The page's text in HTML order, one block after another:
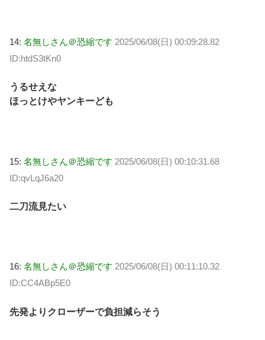
14: 名無しさん＠恐縮です 2025/06/08(日) 00:09:28.82
ID:htdS3tKn0
うるせえな
ほっとけやヤンキーども
15: 名無しさん＠恐縮です 2025/06/08(日) 00:10:31.68
ID:qvLqJ6a20
二刀流見たい
16: 名無しさん＠恐縮です 2025/06/08(日) 00:11:10.32
ID:CC4ABp5E0
先発よりクローザーで負担減らそう